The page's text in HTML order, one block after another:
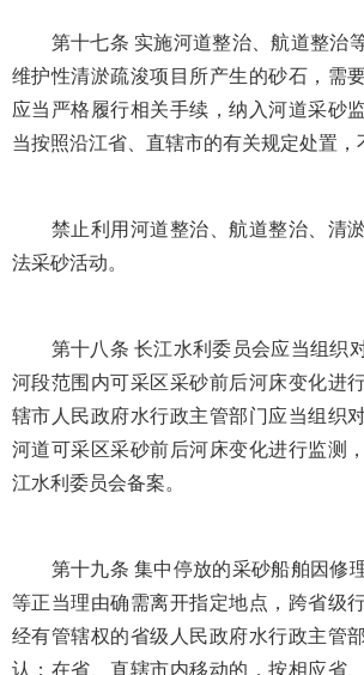
第十七条 实施河道整治、航道整治
维护性清淤疏浚项目所产生的砂石，需
应当严格履行相关手续，纳入河道采砂
当按照沿江省、直辖市的有关规定处置，
禁止利用河道整治、航道整治、清
法采砂活动。
第十八条 长江水利委员会应当组织
河段范围内可采区采砂前后河床变化进
辖市人民政府水行政主管部门应当组织
河道可采区采砂前后河床变化进行监测
江水利委员会备案。
第十九条 集中停放的采砂船舶因修
等正当理由确需离开指定地点，跨省级
经有管辖权的省级人民政府水行政主管
认；在省、直辖市内移动的，按相应省